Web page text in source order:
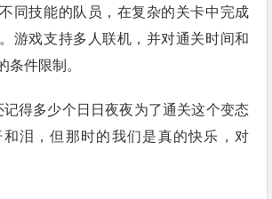
同技能的队员，在复杂的关卡中完成
游戏支持多人联机，并对通关时间和
条件限制。
得多少个日日夜夜为了通关这个变态
泪，但那时的我们是真的快乐，对